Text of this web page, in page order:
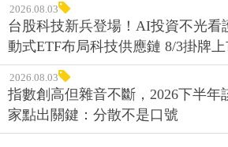
2026.08.03
台股科技新兵登場！AI投資不光看
動式ETF布局科技供應鏈 8/3掛牌
2026.08.03
指數創高但雜音不斷，2026下半年
家點出關鍵：分散不是口號